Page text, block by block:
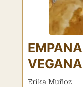
Erika Muñoz